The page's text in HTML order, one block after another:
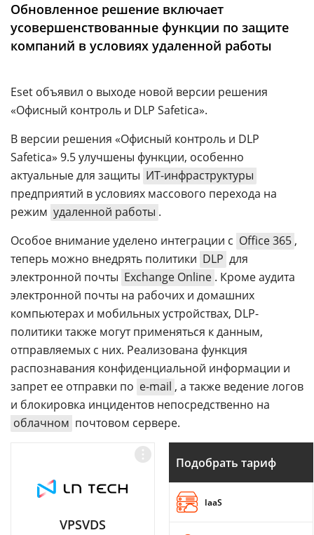
Аналитика
Конференции
ТВ
Об
издании
Реклама
Вакансии
Контакты
Max
Telegram
Дзен
VK
Rutube
Обновленное решение включает
усовершенствованные функции по защите
компаний в условиях удаленной работы
Eset объявил о выходе новой версии решения
«Офисный контроль и DLP Safetica».
В версии решения «Офисный контроль и DLP
Safetica» 9.5 улучшены функции, особенно
актуальные для защиты ИТ-инфраструктуры
предприятий в условиях массового перехода на
режим удаленной работы .
Особое внимание уделено интеграции с Office 365 ,
теперь можно внедрять политики DLP для
электронной почты Exchange Online . Кроме аудита
электронной почты на рабочих и домашних
компьютерах и мобильных устройствах, DLP-
политики также могут применяться к данным,
отправляемых с них. Реализована функция
распознавания конфиденциальной информации и
запрет ее отправки по e-mail , а также ведение логов
и блокировка инцидентов непосредственно на
облачном почтовом сервере.
VPSVDS
Подобрать тариф
IaaS